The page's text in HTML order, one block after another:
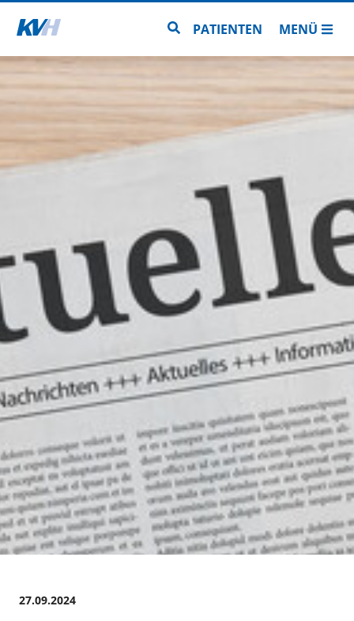
Zur Startseite Zur Seitensuche
PATIENTEN MENÜ
27.09.2024